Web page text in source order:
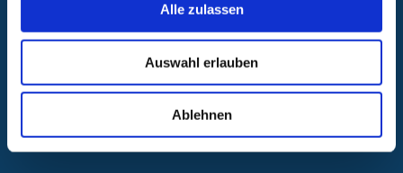
Alle zulassen
Auswahl erlauben
Ablehnen
A.R.Z. Ambulantes Rehabilitationszentrum
ABC Ambulantes BehandlungsCentrum
Klinikum Nürnberg
Krankenhäuser Nürnberger Land